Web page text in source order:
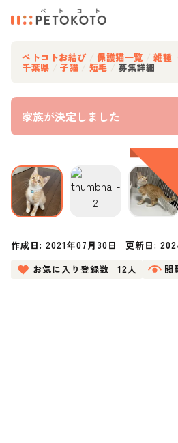
ペトコトお結び 保護猫一覧 雑種
千葉県 子猫 短毛 募集詳細
家族が決定しました
作成日:2021年07月30日 更新日:
お気に入り登録数
12人 閲